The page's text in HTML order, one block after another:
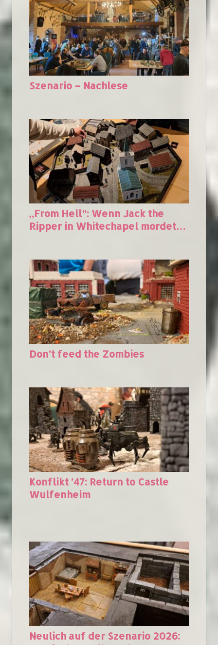
Szenario – Nachlese
„From Hell“: Wenn Jack the
Ripper in Whitechapel mordet…
Don’t feed the Zombies
Konflikt ’47: Return to Castle
Wulfenheim
Neulich auf der Szenario 2026: